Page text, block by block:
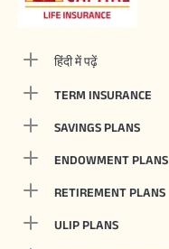
हिंदी में पढ़ें
TERM INSURANCE
SAVINGS PLANS
ENDOWMENT PLANS
RETIREMENT PLANS
ULIP PLANS